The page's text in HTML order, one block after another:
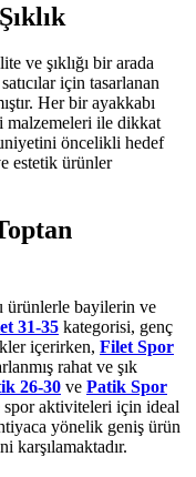
ve şıklığı bir arada
için tasarlanan
Her bir ayakkabı
malzemeleri ile dikkat
öncelikli hedef
estetik ürünler
ürünlerle bayilerin ve
31-35 kategorisi, genç
içerirken, Filet Spor
rahat ve şık
26-30 ve Patik Spor
aktiviteleri için ideal
yönelik geniş ürün
karşılamaktadır.